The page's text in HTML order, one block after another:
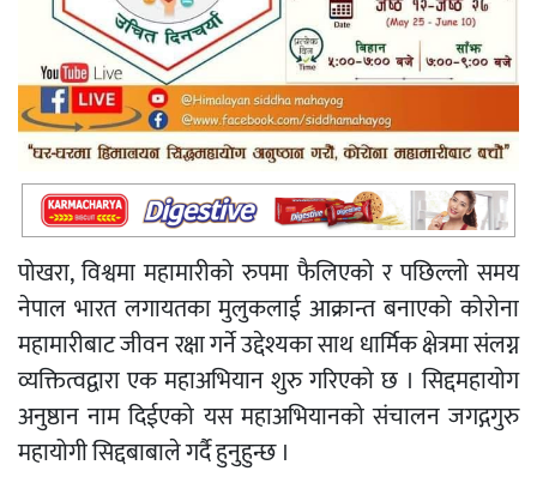
पोखरा, विश्वमा महामारीको रुपमा फैलिएको र पछिल्लो समय
नेपाल भारत लगायतका मुलुकलाई आक्रान्त बनाएको कोरोना
महामारीबाट जीवन रक्षा गर्ने उद्देश्यका साथ धार्मिक क्षेत्रमा संलग्न
व्यक्तित्वद्वारा एक महाअभियान शुरु गरिएको छ । सिद्दमहायोग
अनुष्ठान नाम दिईएको यस महाअभियानको संचालन जगद्गगुरु
महायोगी सिद्दबाबाले गर्दै हुनुहुन्छ ।